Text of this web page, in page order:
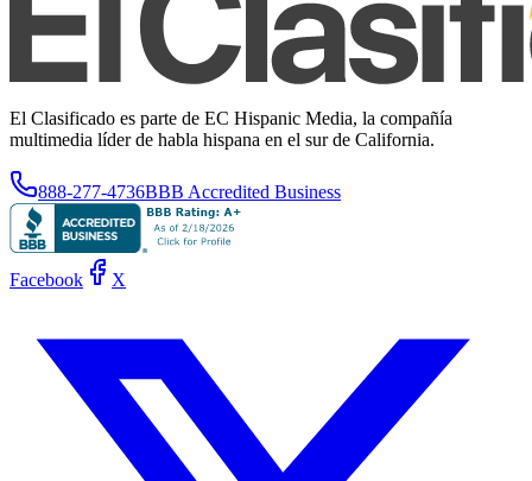
El Clasificado es parte de EC Hispanic Media, la compañía
multimedia líder de habla hispana en el sur de California.
888-277-4736BBB Accredited Business
Facebook X